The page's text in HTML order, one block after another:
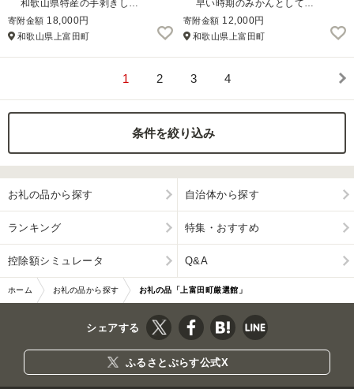
和歌山県特産の手剥きし…
寄附金額 18,000円
和歌山県上富田町
早い時期のみかんとして…
寄附金額 12,000円
和歌山県上富田町
1 2 3 4
条件を絞り込み
お礼の品から探す 自治体から探す
ランキング 特集・おすすめ
控除額シミュレータ Q&A
ホーム お礼の品から探す お礼の品「上富田町厳選館」
シェアする
ふるさとぷらす公式X